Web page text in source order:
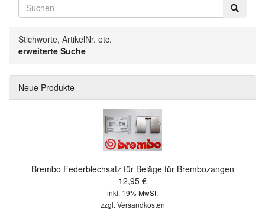
Stichworte, ArtikelNr. etc.
erweiterte Suche
Neue Produkte
Brembo Federblechsatz für Beläge für Brembozangen
12,95 €
inkl. 19% MwSt.
zzgl. Versandkosten